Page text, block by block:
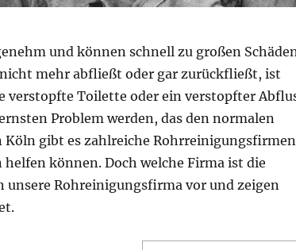
und können schnell zu großen
mehr abfließt oder gar zurückfließt, ist
verstopfte Toilette oder ein verstopfter
Problem werden, das den normalen
Köln gibt es zahlreiche
helfen können. Doch welche Firma ist die
Rohreinigungsfirma vor und zeigen